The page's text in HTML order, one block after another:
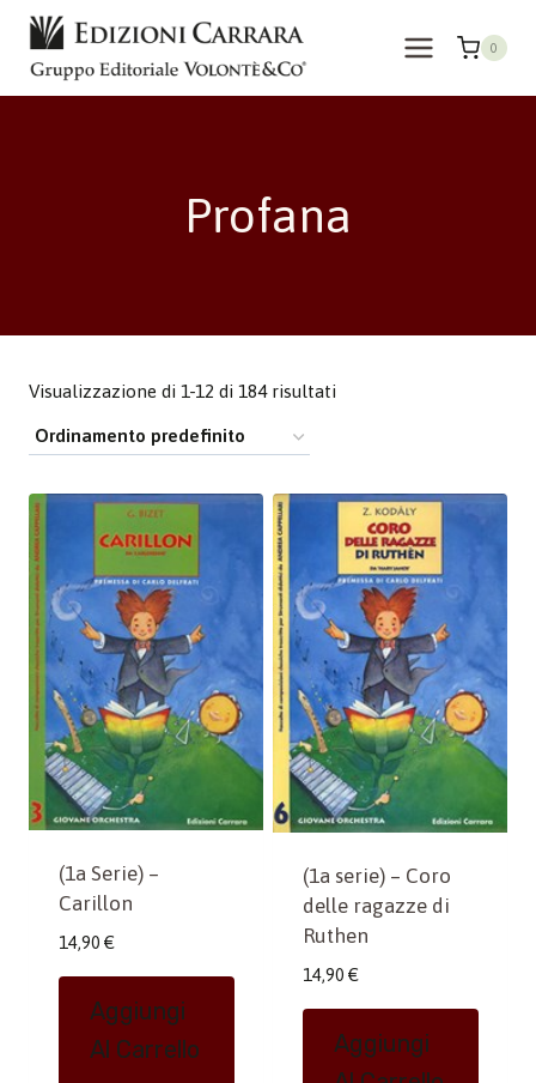
Salta
contenuto
0
Profana
Visualizzazione di 1-12 di 184 risultati
(1a Serie) –
Carillon
14,90 €
Aggiungi
Al Carrello
(1a serie) – Coro
delle ragazze di
Ruthen
14,90 €
Aggiungi